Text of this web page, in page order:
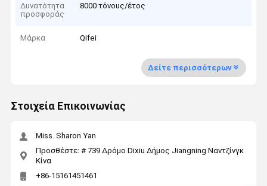
Δυνατότητα
προσφοράς
8000 τόνους/έτος
Μάρκα Qifei
Δείτε περισσότερων
Στοιχεία Επικοινωνίας
Miss. Sharon Yan
Προσθέστε: # 739 Δρόμο Dixiu Δήμος Jiangning Ναντζίνγκ
Κίνα
+86-15161451461